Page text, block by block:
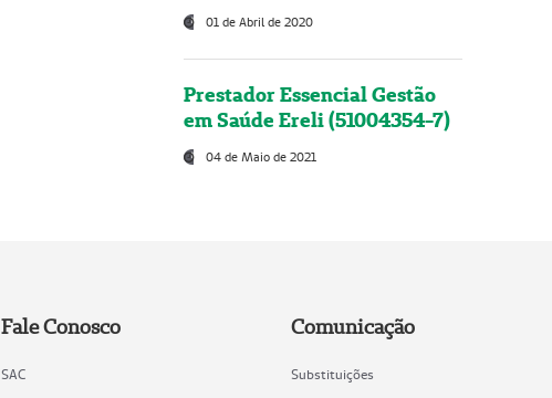
01 de Abril de 2020
Prestador Essencial Gestão
em Saúde Ereli (51004354-7)
04 de Maio de 2021
Fale Conosco
SAC
Comunicação
Substituições